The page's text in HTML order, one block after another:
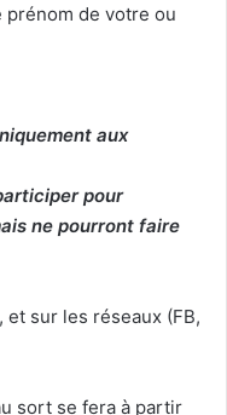
prénom de votre ou
aux
pour
ne pourront faire
sur les réseaux (FB,
sort se fera à partir